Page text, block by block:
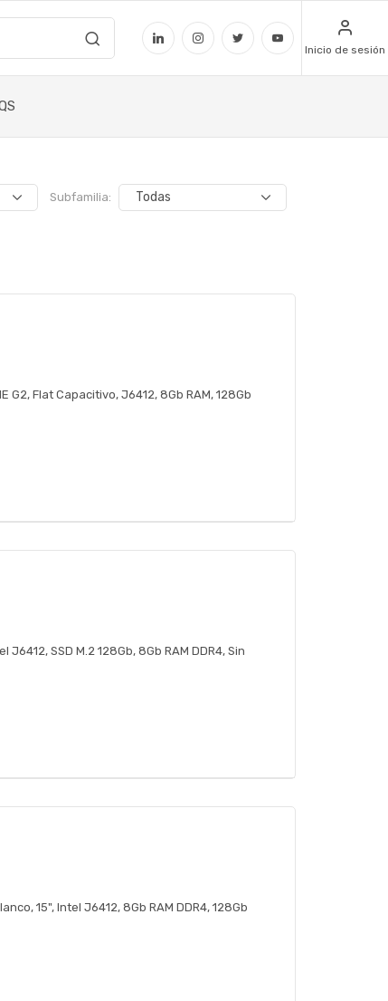
Inicio de sesión
Subfamilia:
G2, Flat Capacitivo, J6412, 8Gb RAM, 128Gb
SSD M.2 128Gb, 8Gb RAM DDR4, Sin
15", Intel J6412, 8Gb RAM DDR4, 128Gb